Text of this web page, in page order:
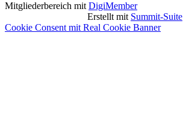
Mitgliederbereich mit DigiMember
Erstellt mit Summit-Suite
Cookie Consent mit Real Cookie Banner